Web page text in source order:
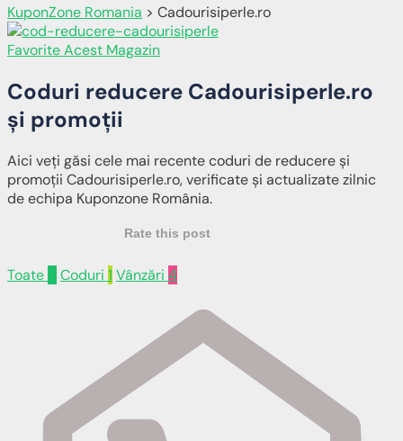
KuponZone Romania > Cadourisiperle.ro
Favorite Acest Magazin
Coduri reducere Cadourisiperle.ro
și promoții
Aici veți găsi cele mai recente coduri de reducere și
promoții Cadourisiperle.ro, verificate și actualizate zilnic
de echipa Kuponzone România.
Rate this post
Toate Coduri 1 Vânzări 4